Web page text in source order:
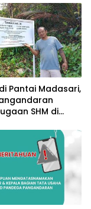
Koordinasi
Pantai Madasari,
SHM di